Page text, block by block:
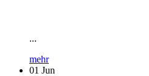
...
mehr
01 Jun